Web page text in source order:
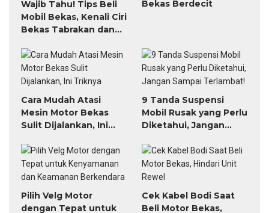
Wajib Tahu! Tips Beli
Mobil Bekas, Kenali Ciri
Bekas Tabrakan dan
Bekas Berdecit
Cara Mudah Atasi
Mesin Motor Bekas
Sulit Dijalankan, Ini
9 Tanda Suspensi
Mobil Rusak yang Perlu
Diketahui, Jangan
Pilih Velg Motor
dengan Tepat untuk
Cek Kabel Bodi Saat
Beli Motor Bekas,